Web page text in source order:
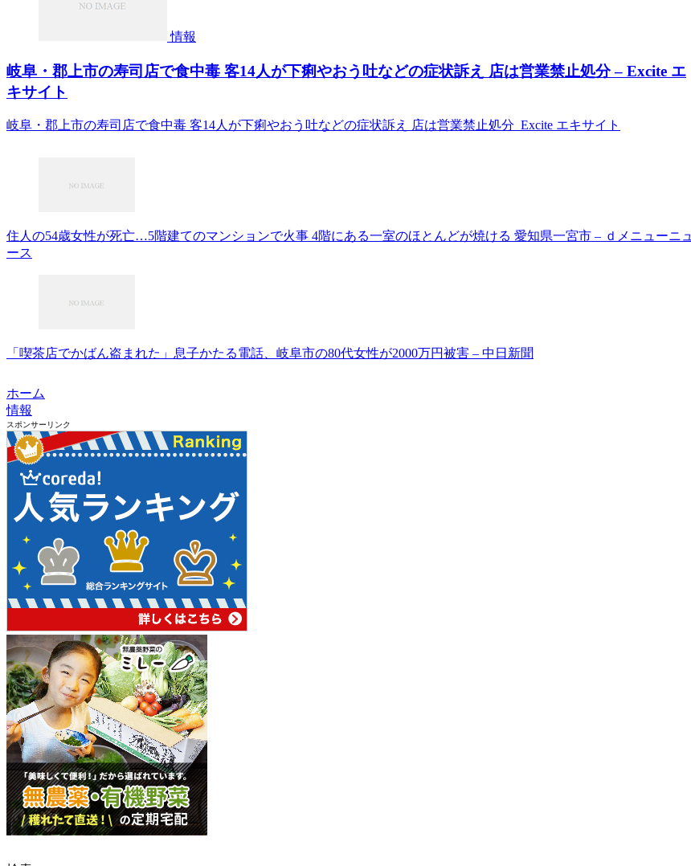
情報
岐阜・郡上市の寿司店で食中毒 客14人が下痢やおう吐などの症状訴え 店は営業禁止処分 – Excite エ
キサイト
岐阜・郡上市の寿司店で食中毒 客14人が下痢やおう吐などの症状訴え 店は営業禁止処分 Excite エキサイト
住人の54歳女性が死亡…5階建てのマンションで火事 4階にある一室のほとんどが焼ける 愛知県一宮市 – ｄメニューニュ
ース
「喫茶店でかばん盗まれた」息子かたる電話、岐阜市の80代女性が2000万円被害 – 中日新聞
ホーム
情報
スポンサーリンク